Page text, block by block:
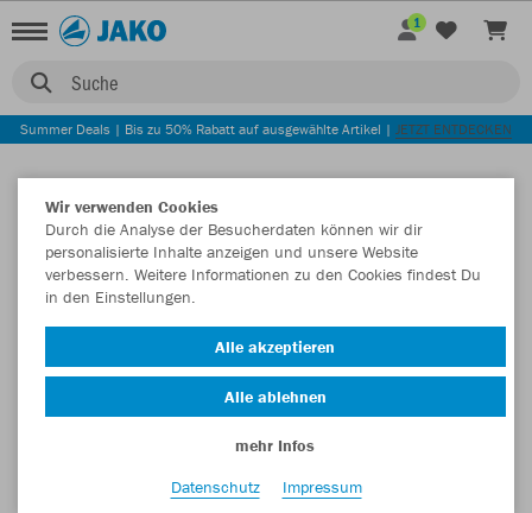
Suche
1
Summer Deals | Bis zu 50% Rabatt auf ausgewählte Artikel | JETZT ENTDECKEN
Login zum Teamshop FC Viktoria Schlich
1911 e.V.
Passwort
Wir verwenden Cookies
Durch die Analyse der Besucherdaten können wir dir
personalisierte Inhalte anzeigen und unsere Website
verbessern. Weitere Informationen zu den Cookies findest Du
in den Einstellungen.
Alle akzeptieren
Alle ablehnen
mehr Infos
Datenschutz
Impressum